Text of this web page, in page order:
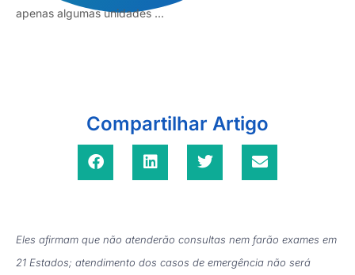
apenas algumas unidades ...
Compartilhar Artigo
Eles afirmam que não atenderão consultas nem farão exames em
21 Estados; atendimento dos casos de emergência não será